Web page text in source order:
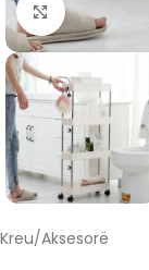
Click to
Kreu/Aksesorë